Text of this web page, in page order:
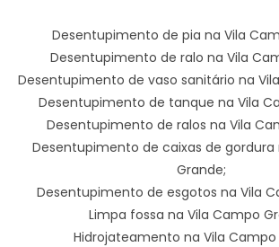
Desentupimento de pia na Vila
Desentupimento de ralo na Vila
Desentupimento de vaso sanitário na
Desentupimento de tanque na Vila
Desentupimento de ralos na Vila
Desentupimento de caixas de gordura
Grande;
Desentupimento de esgotos na Vila
Limpa fossa na Vila Campo
Hidrojateamento na Vila Campo